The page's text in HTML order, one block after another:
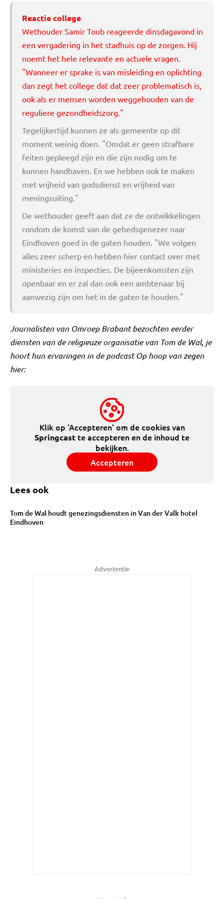
Reactie college
Wethouder Samir Toub reageerde dinsdagavond in
een vergadering in het stadhuis op de zorgen. Hij
noemt het hele relevante en actuele vragen.
"Wanneer er sprake is van misleiding en oplichting
dan zegt het college dat dat zeer problematisch is,
ook als er mensen worden weggehouden van de
reguliere gezondheidszorg."
Tegelijkertijd kunnen ze als gemeente op dit
moment weinig doen. "Omdat er geen strafbare
feiten gepleegd zijn en die zijn nodig om te
kunnen handhaven. En we hebben ook te maken
met vrijheid van godsdienst en vrijheid van
meningsuiting."
De wethouder geeft aan dat ze de ontwikkelingen
rondom de komst van de gebedsgenezer naar
Eindhoven goed in de gaten houden. "We volgen
alles zeer scherp en hebben hier contact over met
ministeries en inspecties. De bijeenkomsten zijn
openbaar en er zal dan ook een ambtenaar bij
aanwezig zijn om het in de gaten te houden."
Journalisten van Omroep Brabant bezochten eerder
diensten van de religieuze organisatie van Tom de Wal, je
hoort hun ervaringen in de podcast Op hoop van zegen
hier:
Klik op 'Accepteren' om de cookies van
Springcast te accepteren en de inhoud te
bekijken.
Accepteren
Lees ook
Tom de Wal houdt genezingsdiensten in Van der Valk hotel
Eindhoven
Advertentie